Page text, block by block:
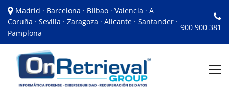
Madrid · Barcelona · Bilbao · Valencia · A
Coruña · Sevilla · Zaragoza · Alicante · Santander ·
Pamplona
900 900 381